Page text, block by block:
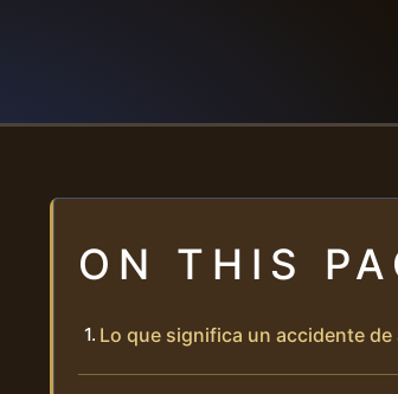
ON THIS
Lo que significa un accidente